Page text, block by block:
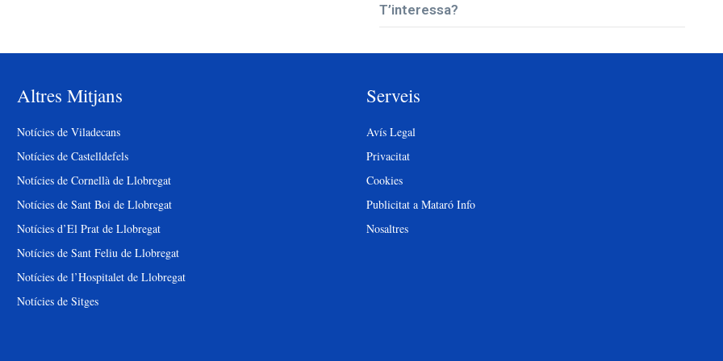
T’interessa?
Altres Mitjans
Notícies de Viladecans
Notícies de Castelldefels
Notícies de Cornellà de Llobregat
Notícies de Sant Boi de Llobregat
Notícies d’El Prat de Llobregat
Notícies de Sant Feliu de Llobregat
Notícies de l’Hospitalet de Llobregat
Notícies de Sitges
Serveis
Avís Legal
Privacitat
Cookies
Publicitat a Mataró Info
Nosaltres